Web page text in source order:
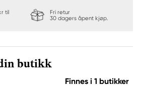
til
Fri retur
30 dagers åpent kjøp.
butikk
Finnes i 1 butikker